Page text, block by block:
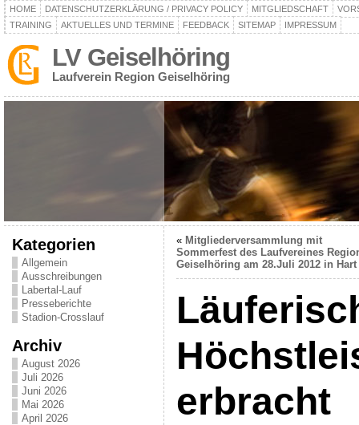
HOME DATENSCHUTZERKLÄRUNG / PRIVACY POLICY MITGLIEDSCHAFT
TRAINING
AKTUELLES UND TERMINE FEEDBACK SITEMAP IMPRESSUM
LV Geiselhöring
Laufverein Region Geiselhöring
Kategorien
Allgemein
Ausschreibungen
Labertal-Lauf
Presseberichte
Stadion-Crosslauf
Archiv
August 2026
Juli 2026
Juni 2026
Mai 2026
April 2026
« Mitgliederversammlung mit
Sommerfest des Laufvereines
Geiselhöring am 28.Juli 2012 in Hart
erbracht